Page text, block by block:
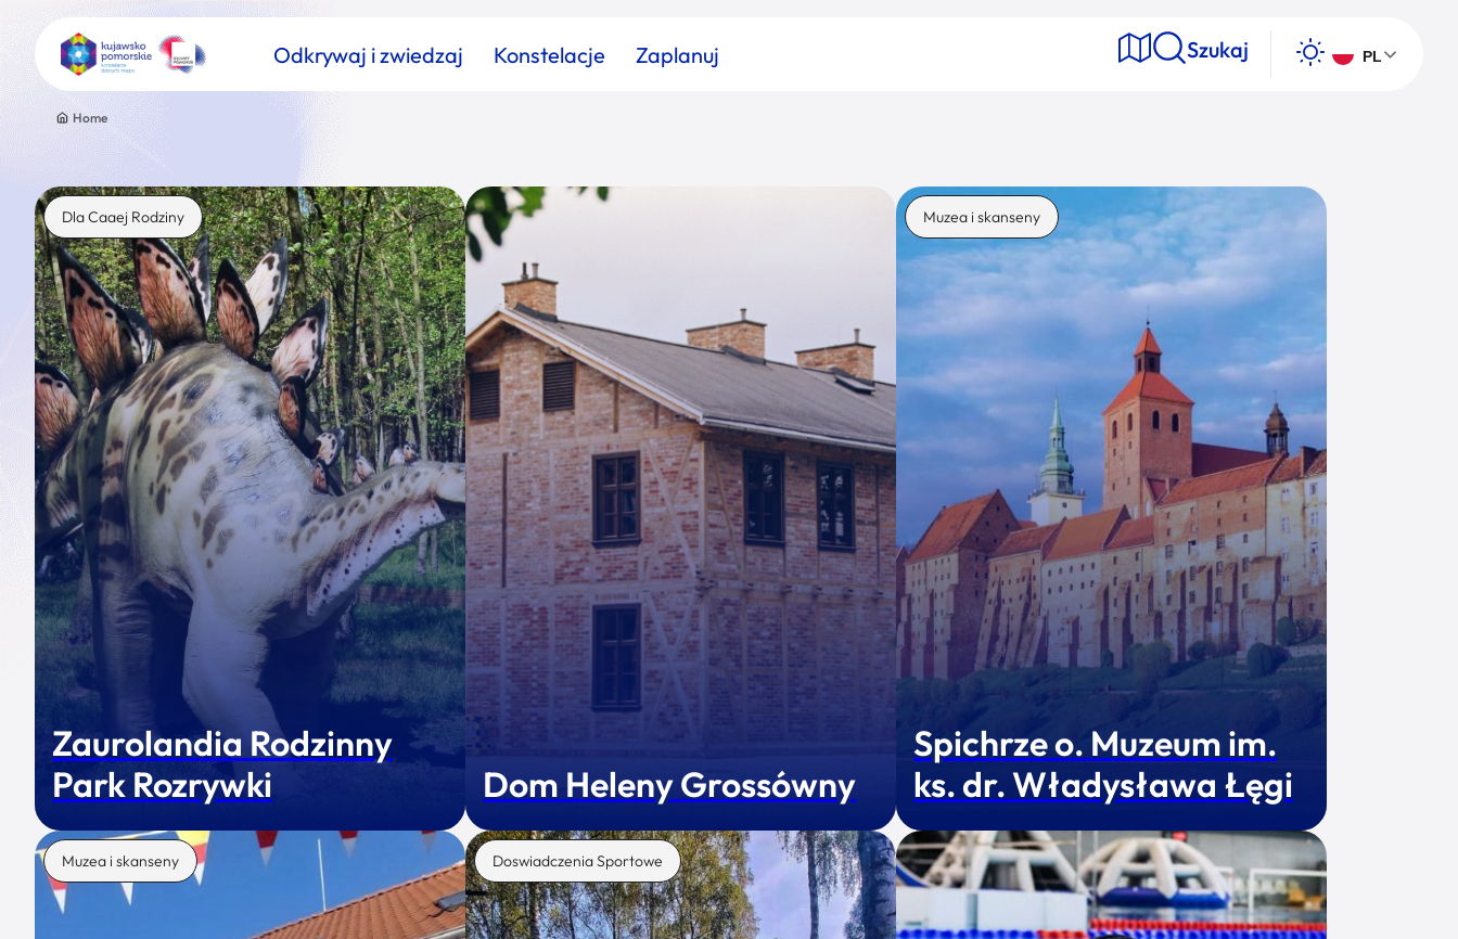
Odkrywaj i zwiedzaj Konstelacje Zaplanuj Szukaj PL
Znajdź atrakcję
Nazwa atrakcji Miasto
Home
Dla Caaej Rodziny
Zaurolandia Rodzinny
Park Rozrywki
Dom Heleny Grossówny
Muzea i skanseny
Spichrze o. Muzeum im.
ks. dr. Władysława Łęgi
Muzea i skanseny Doswiadczenia Sportowe